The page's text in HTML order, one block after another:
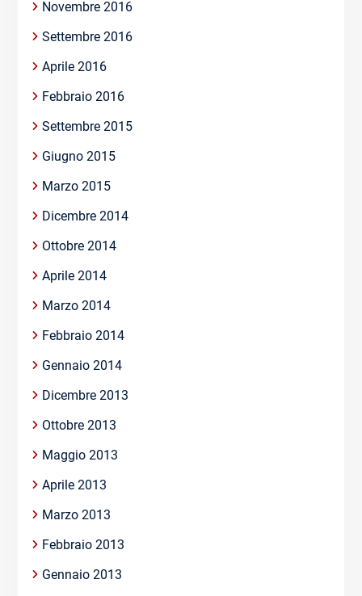
Novembre 2016
Settembre 2016
Aprile 2016
Febbraio 2016
Settembre 2015
Giugno 2015
Marzo 2015
Dicembre 2014
Ottobre 2014
Aprile 2014
Marzo 2014
Febbraio 2014
Gennaio 2014
Dicembre 2013
Ottobre 2013
Maggio 2013
Aprile 2013
Marzo 2013
Febbraio 2013
Gennaio 2013